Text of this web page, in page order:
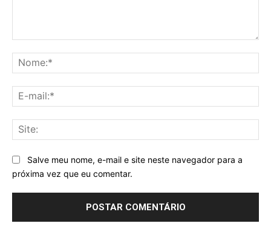
Salve meu nome, e-mail e site neste navegador para a
próxima vez que eu comentar.